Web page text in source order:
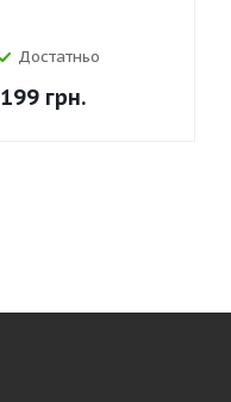
Достатньо
199 грн.